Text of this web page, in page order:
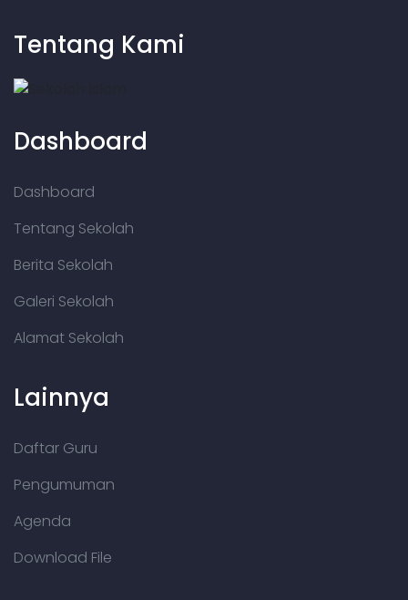
Tentang Kami
Dashboard
Dashboard
Tentang Sekolah
Berita Sekolah
Galeri Sekolah
Alamat Sekolah
Lainnya
Daftar Guru
Pengumuman
Agenda
Download File